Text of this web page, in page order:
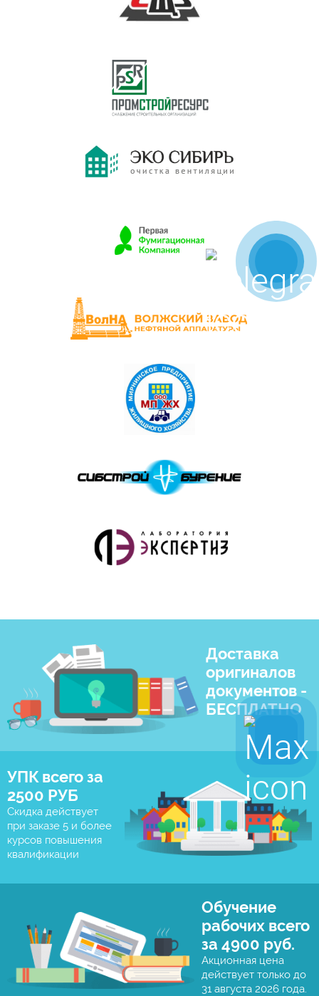
Доставка
оригиналов
документов -
БЕСПЛАТНО
УПК всего за
2500 РУБ
Скидка действует
при заказе 5 и более
курсов повышения
квалификации
Обучение
рабочих всего
за 4900 руб.
Акционная цена
действует только до
31 августа 2026 года.